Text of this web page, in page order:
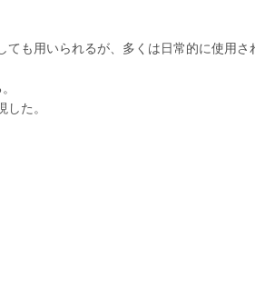
も用いられるが、多くは日常的に使用さ
た。